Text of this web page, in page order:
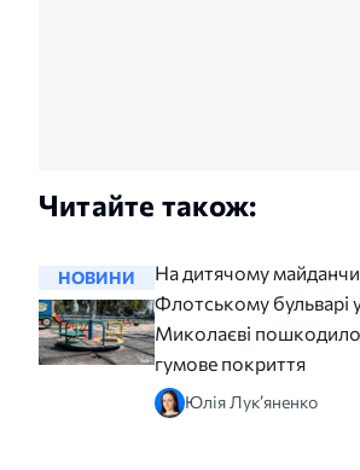
Читайте також:
НОВИНИ
На дитячому
Флотському бульварі
Миколаєві
гумове покриття
Юлія Лук’яненко